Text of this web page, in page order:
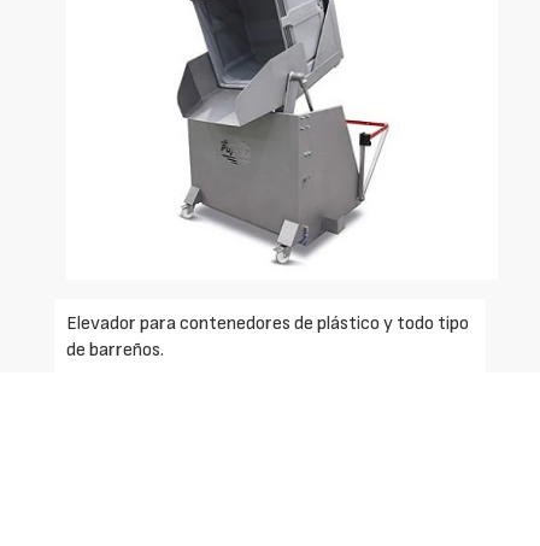
Elevador para contenedores de plástico y todo tipo
de barreños.